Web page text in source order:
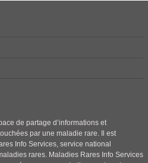
de partage d’informations et
par une maladie rare. Il est
Info Services, service national
rares. Maladies Rares Info Services